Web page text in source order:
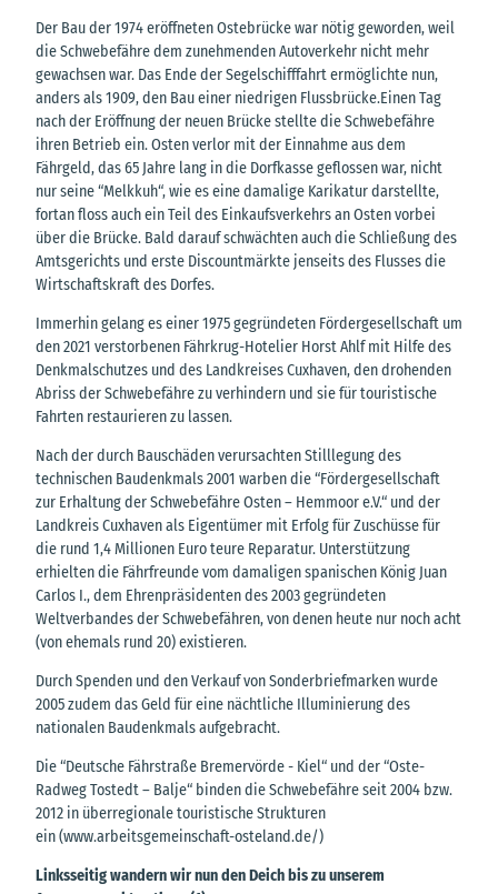
Der Bau der 1974 eröffneten Ostebrücke war nötig geworden, weil
die Schwebefähre dem zunehmenden Autoverkehr nicht mehr
gewachsen war. Das Ende der Segelschifffahrt ermöglichte nun,
anders als 1909, den Bau einer niedrigen Flussbrücke.Einen Tag
nach der Eröffnung der neuen Brücke stellte die Schwebefähre
ihren Betrieb ein. Osten verlor mit der Einnahme aus dem
Fährgeld, das 65 Jahre lang in die Dorfkasse geflossen war, nicht
nur seine “Melkkuh“, wie es eine damalige Karikatur darstellte,
fortan floss auch ein Teil des Einkaufsverkehrs an Osten vorbei
über die Brücke. Bald darauf schwächten auch die Schließung des
Amtsgerichts und erste Discountmärkte jenseits des Flusses die
Wirtschaftskraft des Dorfes.
Immerhin gelang es einer 1975 gegründeten Fördergesellschaft um
den 2021 verstorbenen Fährkrug-Hotelier Horst Ahlf mit Hilfe des
Denkmalschutzes und des Landkreises Cuxhaven, den drohenden
Abriss der Schwebefähre zu verhindern und sie für touristische
Fahrten restaurieren zu lassen.
Nach der durch Bauschäden verursachten Stilllegung des
technischen Baudenkmals 2001 warben die “Fördergesellschaft
zur Erhaltung der Schwebefähre Osten – Hemmoor e.V.“ und der
Landkreis Cuxhaven als Eigentümer mit Erfolg für Zuschüsse für
die rund 1,4 Millionen Euro teure Reparatur. Unterstützung
erhielten die Fährfreunde vom damaligen spanischen König Juan
Carlos I., dem Ehrenpräsidenten des 2003 gegründeten
Weltverbandes der Schwebefähren, von denen heute nur noch acht
(von ehemals rund 20) existieren.
Durch Spenden und den Verkauf von Sonderbriefmarken wurde
2005 zudem das Geld für eine nächtliche Illuminierung des
nationalen Baudenkmals aufgebracht.
Die “Deutsche Fährstraße Bremervörde - Kiel“ und der “Oste-
Radweg Tostedt – Balje“ binden die Schwebefähre seit 2004 bzw.
2012 in überregionale touristische Strukturen
ein (www.arbeitsgemeinschaft-osteland.de/)
Linksseitig wandern wir nun den Deich bis zu unserem